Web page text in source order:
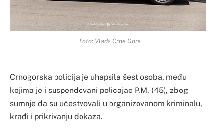
Foto: Vlada Crne Gore
Crnogorska policija je uhapsila šest osoba, među
kojima je i suspendovani policajac P.M. (45), zbog
sumnje da su učestvovali u organizovanom kriminalu,
krađi i prikrivanju dokaza.